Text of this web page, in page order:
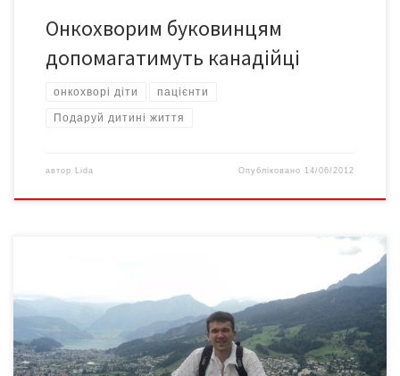
Онкохворим буковинцям
допомагатимуть канадійці
онкохворі діти пацієнти
Подаруй дитині життя
автор Lida Опубліковано 14/06/2012
Слово «психіатрія» ще й досі викликає в українців негативні
асоціації, пов’язані з покаранням. Тоді як у Європі цей
напрямок медицини давно є інструментом допомоги. У цьому
переконався Володимир ПУГАЧОВ, молодий лікар-психіатр
нещодавно повернувся зі Швейцарії, де стажувався кілька